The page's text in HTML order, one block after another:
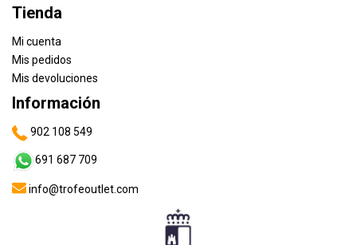
Tienda
Mi cuenta
Mis pedidos
Mis devoluciones
Información
902 108 549
691 687 709
info@trofeoutlet.com